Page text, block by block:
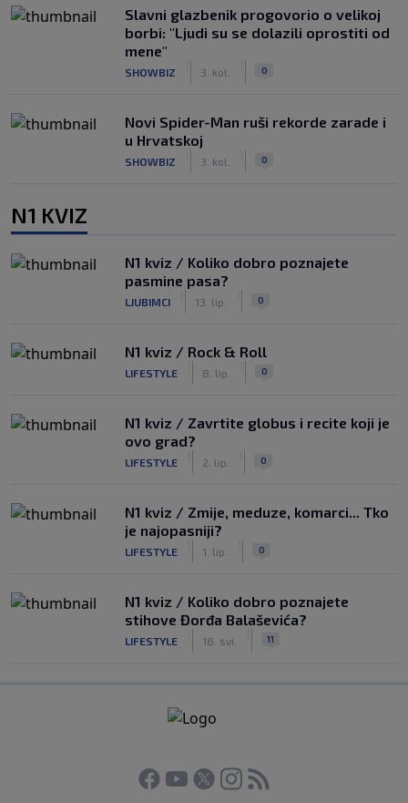
Slavni glazbenik progovorio o velikoj
borbi: "Ljudi su se dolazili oprostiti od
mene"
SHOWBIZ 3. kol. 0
Novi Spider-Man ruši rekorde zarade i
u Hrvatskoj
SHOWBIZ 3. kol. 0
N1 KVIZ
N1 kviz / Koliko dobro poznajete
pasmine pasa?
LJUBIMCI 13. lip. 0
N1 kviz / Rock & Roll
LIFESTYLE 8. lip. 0
N1 kviz / Zavrtite globus i recite koji je
ovo grad?
LIFESTYLE 2. lip. 0
N1 kviz / Zmije, meduze, komarci... Tko
je najopasniji?
LIFESTYLE 1. lip. 0
N1 kviz / Koliko dobro poznajete
stihove Đorđa Balaševića?
LIFESTYLE 18. svi. 11